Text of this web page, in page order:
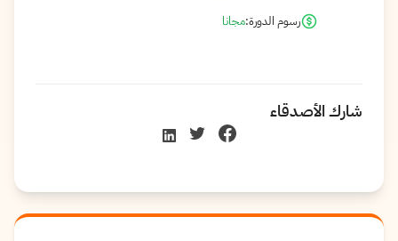
رسوم الدورة:مجانا
شارك الأصدقاء